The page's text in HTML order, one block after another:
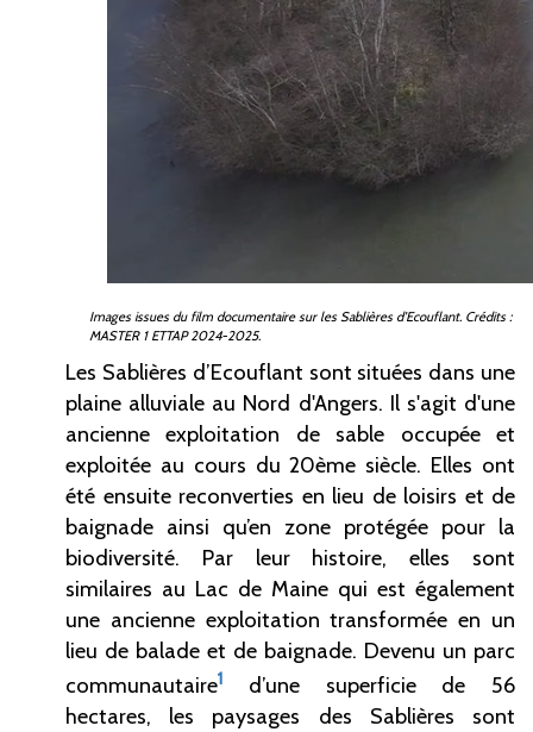
Images issues du film documentaire sur les Sablières d’Ecouflant. Crédits :
MASTER 1 ETTAP 2024-2025.
Les Sablières d’Ecouflant sont situées dans une
plaine alluviale au Nord d'Angers. Il s'agit d'une
ancienne exploitation de sable occupée et
exploitée au cours du 20ème siècle. Elles ont
été ensuite reconverties en lieu de loisirs et de
baignade ainsi qu’en zone protégée pour la
biodiversité. Par leur histoire, elles sont
similaires au Lac de Maine qui est également
une ancienne exploitation transformée en un
lieu de balade et de baignade. Devenu un parc
communautaire1
d’une superficie de 56
hectares, les paysages des Sablières sont